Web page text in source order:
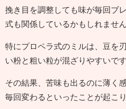
挽き目を調整しても味が毎回ブ
式も関係しているかもしれません
特にプロペラ式のミルは、豆を
い粉と粗い粒が混ざりやすいです
その結果、苦味も出るのに薄く
毎回変わるといったことが起こ